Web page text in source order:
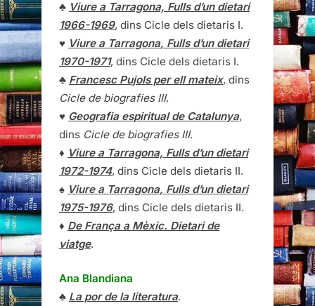
♣ Viure a Tarragona, Fulls d’un dietari
1966-1969, dins Cicle dels dietaris I.
♥ Viure a Tarragona, Fulls d’un dietari
1970-1971, dins Cicle dels dietaris I.
♣ Francesc Pujols per ell mateix, dins
Cicle de biografies III.
♥ Geografia espiritual de Catalunya,
dins Cicle de biografies III.
♦ Viure a Tarragona, Fulls d’un dietari
1972-1974, dins Cicle dels dietaris II.
♠ Viure a Tarragona, Fulls d’un dietari
1975-1976, dins Cicle dels dietaris II.
♦ De França a Mèxic. Dietari de
viatge.
Ana Blandiana
♣ La por de la literatura.